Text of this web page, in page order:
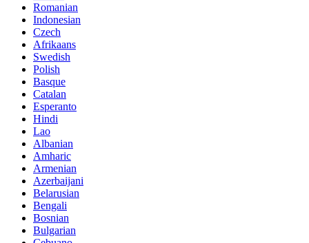
Romanian
Indonesian
Czech
Afrikaans
Swedish
Polish
Basque
Catalan
Esperanto
Hindi
Lao
Albanian
Amharic
Armenian
Azerbaijani
Belarusian
Bengali
Bosnian
Bulgarian